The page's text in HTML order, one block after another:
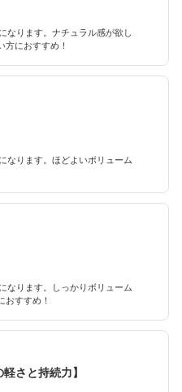
なります。ナチュラル感が欲し
方におすすめ！
なります。ほどよいボリューム
なります。しっかりボリューム
おすすめ！
さと持続力】